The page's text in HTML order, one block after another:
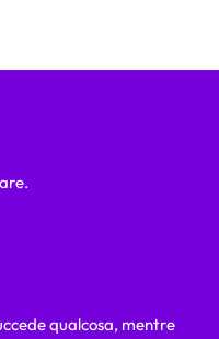
qualcosa, mentre